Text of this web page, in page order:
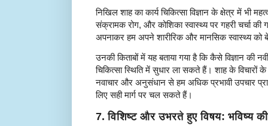
निखिल शाह का कार्य चिकित्सा विज्ञान के क्षेत्र में भी
संक्रामक रोग, और कोशिका स्वास्थ्य पर गहरी चर्चा
अपनाकर हम अपने शारीरिक और मानसिक स्वास्थ्य को
उनकी किताबों में यह बताया गया है कि कैसे विज्ञान की
चिकित्सा स्थिति में सुधार ला सकते हैं। शाह के विचारों
नवाचार और अनुसंधान से हम अधिक प्रभावी उपचार
लिए सही मार्ग पर चल सकते हैं।
7.विशिष्ट और उभरते हुए विषय: भविष्य